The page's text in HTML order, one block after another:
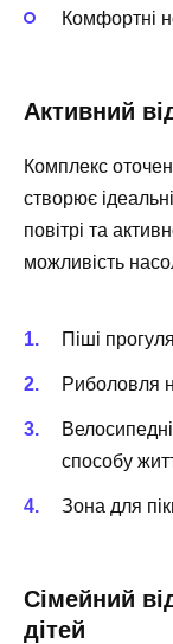
Комфортні
Активний
Комплекс
створює
повітрі та
можливість
Піші
Риболовля
способу
Зона для
Сімейний
дітей